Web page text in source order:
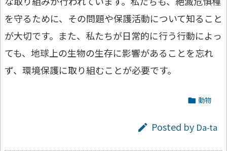
を守るために、その問題や保護活動について知ること
が大切です。また、私たちが日常的に行う行動によっ
ても、地球上の生物の生存に影響があることを忘れ
ず、環境保護に取り組むことが必要です。
 動物
 Posted by Da-ta